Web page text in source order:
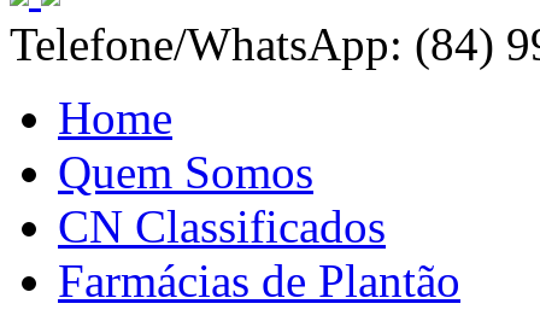
Telefone/WhatsApp: (84)
Home
Quem Somos
CN Classificados
Farmácias de Plantão